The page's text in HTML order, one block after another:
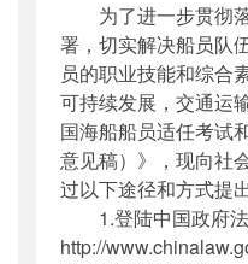
公开日期 ：2019年
主题词： 海船船
机构分类 ：海事局
主题分类：公众参与
公文类型：其他
为了进一步贯彻落
署，切实解决船员队
员的职业技能和综合
可持续发展，交通运
国海船船员适任考试
意见稿）》，现向社
过以下途径和方式提
1.登陆中国政府法
http://